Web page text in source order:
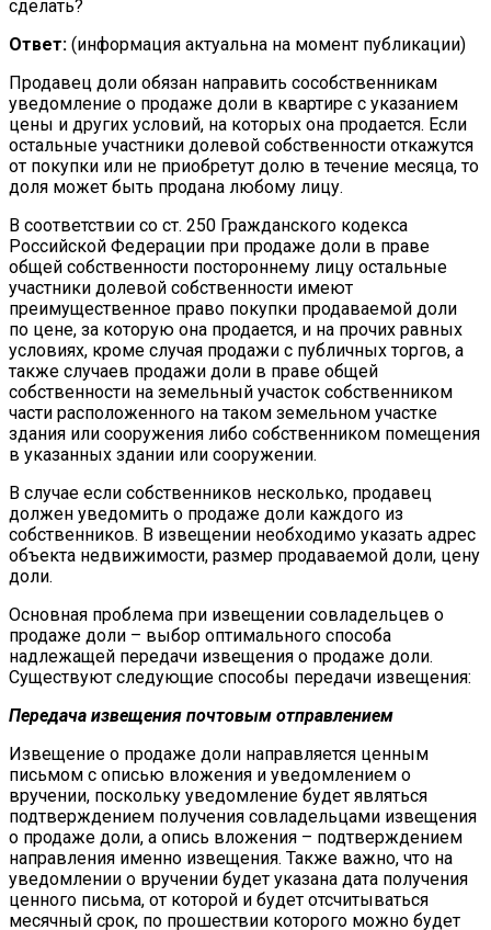
сделать?
Ответ: (информация актуальна на момент публикации)
Продавец доли обязан направить сособственникам
уведомление о продаже доли в квартире с указанием
цены и других условий, на которых она продается. Если
остальные участники долевой собственности откажутся
от покупки или не приобретут долю в течение месяца, то
доля может быть продана любому лицу.
В соответствии со ст. 250 Гражданского кодекса
Российской Федерации при продаже доли в праве
общей собственности постороннему лицу остальные
участники долевой собственности имеют
преимущественное право покупки продаваемой доли
по цене, за которую она продается, и на прочих равных
условиях, кроме случая продажи с публичных торгов, а
также случаев продажи доли в праве общей
собственности на земельный участок собственником
части расположенного на таком земельном участке
здания или сооружения либо собственником помещения
в указанных здании или сооружении.
В случае если собственников несколько, продавец
должен уведомить о продаже доли каждого из
собственников. В извещении необходимо указать адрес
объекта недвижимости, размер продаваемой доли, цену
доли.
Основная проблема при извещении совладельцев о
продаже доли – выбор оптимального способа
надлежащей передачи извещения о продаже доли.
Существуют следующие способы передачи извещения:
Передача извещения почтовым отправлением
Извещение о продаже доли направляется ценным
письмом с описью вложения и уведомлением о
вручении, поскольку уведомление будет являться
подтверждением получения совладельцами извещения
о продаже доли, а опись вложения – подтверждением
направления именно извещения. Также важно, что на
уведомлении о вручении будет указана дата получения
ценного письма, от которой и будет отсчитываться
месячный срок, по прошествии которого можно будет